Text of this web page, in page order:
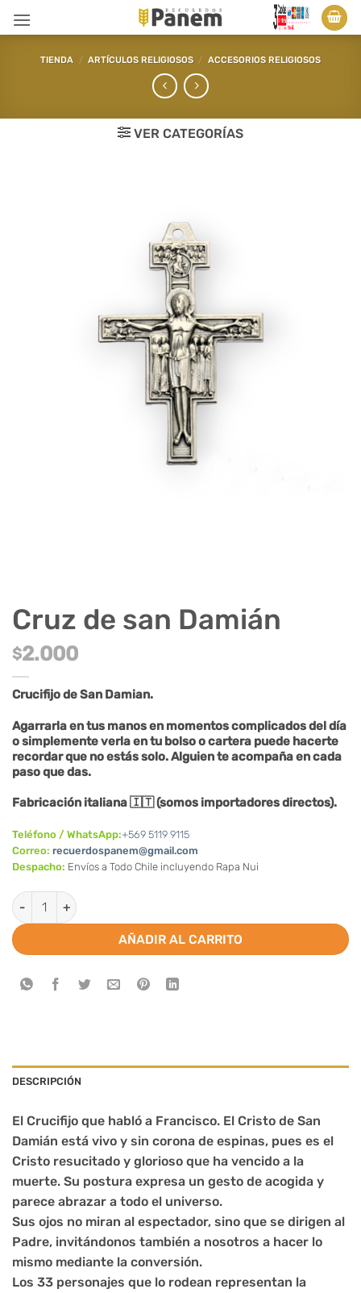
TIENDA / ARTÍCULOS RELIGIOSOS / ACCESORIOS RELIGIOSOS
VER CATEGORÍAS
Cruz de san Damián
$2.000
Crucifijo de San Damian.
Agarrarla en tus manos en momentos complicados del día
o simplemente verla en tu bolso o cartera puede hacerte
recordar que no estás solo. Alguien te acompaña en cada
paso que das.
Fabricación italiana 🇮🇹 (somos importadores directos).
Teléfono / WhatsApp:+569 5119 9115
Correo: recuerdospanem@gmail.com
Despacho: Envíos a Todo Chile incluyendo Rapa Nui
Cruz de san Damián cantidad
AÑADIR AL CARRITO
DESCRIPCIÓN
El Crucifijo que habló a Francisco. El Cristo de San
Damián está vivo y sin corona de espinas, pues es el
Cristo resucitado y glorioso que ha vencido a la
muerte. Su postura expresa un gesto de acogida y
parece abrazar a todo el universo.
Sus ojos no miran al espectador, sino que se dirigen al
Padre, invitándonos también a nosotros a hacer lo
mismo mediante la conversión.
Los 33 personajes que lo rodean representan la